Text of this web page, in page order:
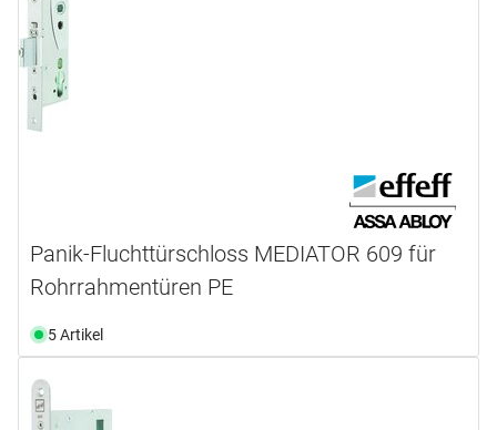
Panik-Fluchttürschloss MEDIATOR 609 für
Rohrrahmentüren PE
5 Artikel